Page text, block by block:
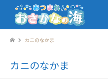
カニのなかま
カニのなかま